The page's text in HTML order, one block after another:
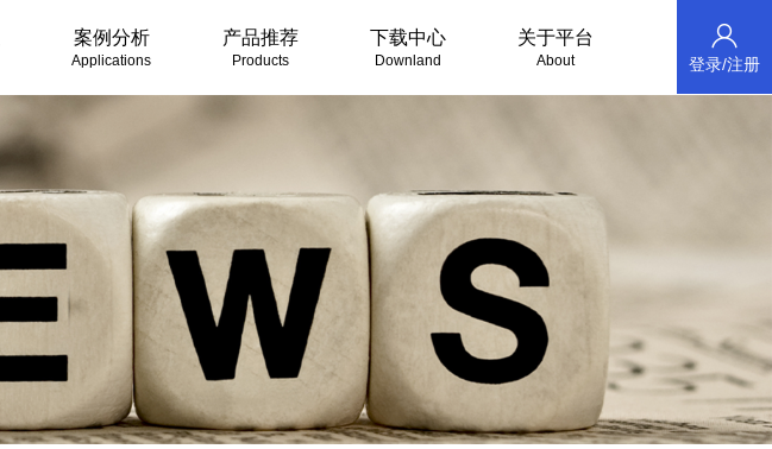
案例分析
Applications
产品推荐
Products
下载中心
Downland
关于平台
About 登录/注册